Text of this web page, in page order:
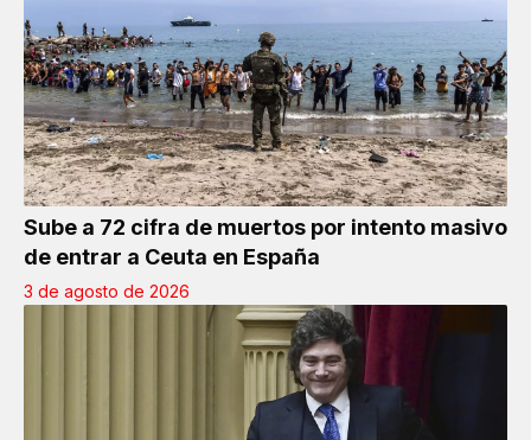
Sube a 72 cifra de muertos por intento masivo
de entrar a Ceuta en España
3 de agosto de 2026